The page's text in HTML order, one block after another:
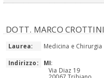
DOTT. MARCO CROTTINI
Laurea:
Medicina e Chirurgia
Indirizzo:
MI:
Via Diaz 19